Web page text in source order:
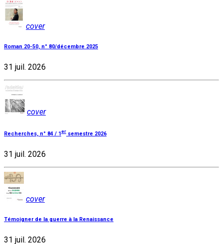
cover
Roman 20-50, n° 80/décembre 2025
31 juil. 2026
cover
Recherches, n° 84 / 1er semestre 2026
31 juil. 2026
cover
Témoigner de la guerre à la Renaissance
31 juil. 2026